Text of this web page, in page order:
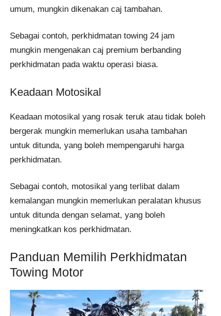
umum, mungkin dikenakan caj tambahan.
Sebagai contoh, perkhidmatan towing 24 jam
mungkin mengenakan caj premium berbanding
perkhidmatan pada waktu operasi biasa.
Keadaan Motosikal
Keadaan motosikal yang rosak teruk atau tidak boleh
bergerak mungkin memerlukan usaha tambahan
untuk ditunda, yang boleh mempengaruhi harga
perkhidmatan.
Sebagai contoh, motosikal yang terlibat dalam
kemalangan mungkin memerlukan peralatan khusus
untuk ditunda dengan selamat, yang boleh
meningkatkan kos perkhidmatan.
Panduan Memilih Perkhidmatan
Towing Motor